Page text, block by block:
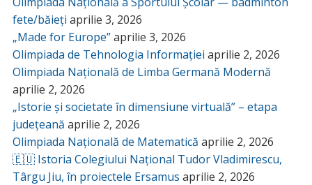
fete/băieți aprilie 3, 2026
„Made for Europe”aprilie 3, 2026
Olimpiada de Tehnologia Informației aprilie 2, 2026
Olimpiada Națională de Limba Germană Modernă
aprilie 2, 2026
„Istorie și societate în dimensiune virtuală” – etapa
județeană aprilie 2, 2026
Olimpiada Națională de Matematică aprilie 2, 2026
🇪🇺 Istoria Colegiului Național Tudor Vladimirescu,
Târgu Jiu, în proiectele Ersamus aprilie 2, 2026